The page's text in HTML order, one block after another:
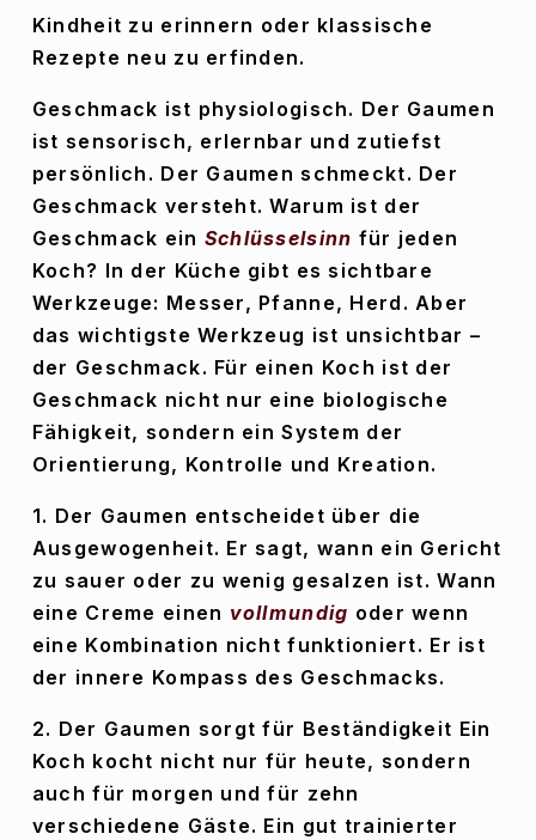
Kindheit zu erinnern oder klassische
Rezepte neu zu erfinden.
Geschmack ist physiologisch. Der Gaumen
ist sensorisch, erlernbar und zutiefst
persönlich. Der Gaumen schmeckt. Der
Geschmack versteht. Warum ist der
Geschmack ein Schlüsselsinn für jeden
Koch? In der Küche gibt es sichtbare
Werkzeuge: Messer, Pfanne, Herd. Aber
das wichtigste Werkzeug ist unsichtbar –
der Geschmack. Für einen Koch ist der
Geschmack nicht nur eine biologische
Fähigkeit, sondern ein System der
Orientierung, Kontrolle und Kreation.
1. Der Gaumen entscheidet über die
Ausgewogenheit. Er sagt, wann ein Gericht
zu sauer oder zu wenig gesalzen ist. Wann
eine Creme einen vollmundig oder wenn
eine Kombination nicht funktioniert. Er ist
der innere Kompass des Geschmacks.
2. Der Gaumen sorgt für Beständigkeit Ein
Koch kocht nicht nur für heute, sondern
auch für morgen und für zehn
verschiedene Gäste. Ein gut trainierter